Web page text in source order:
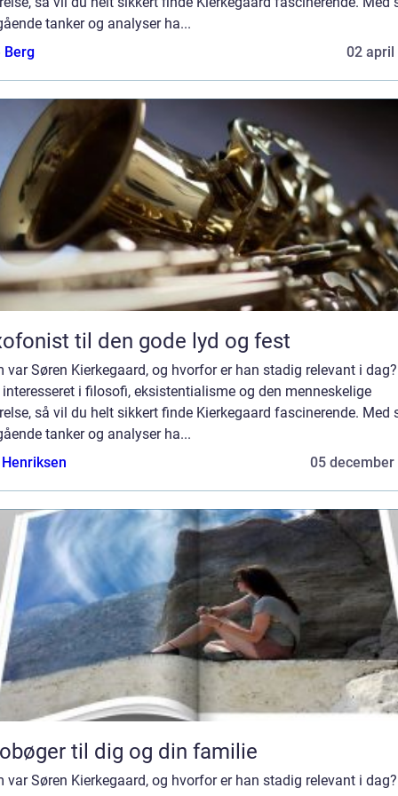
tanker og analyser ha...
Berg
02 april
til den gode lyd og fest
var Søren Kierkegaard, og hvorfor er han stadig relevant i
interesseret i filosofi, eksistentialisme og den menneskelige
så vil du helt sikkert finde Kierkegaard fascinerende. Med
tanker og analyser ha...
05 december
til dig og din familie
var Søren Kierkegaard, og hvorfor er han stadig relevant i